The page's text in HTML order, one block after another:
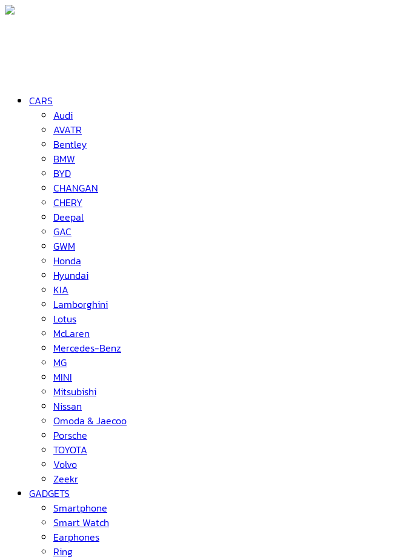
CARS
Audi
AVATR
Bentley
BMW
BYD
CHANGAN
CHERY
Deepal
GAC
GWM
Honda
Hyundai
KIA
Lamborghini
Lotus
McLaren
Mercedes-Benz
MG
MINI
Mitsubishi
Nissan
Omoda & Jaecoo
Porsche
TOYOTA
Volvo
Zeekr
GADGETS
Smartphone
Smart Watch
Earphones
Ring